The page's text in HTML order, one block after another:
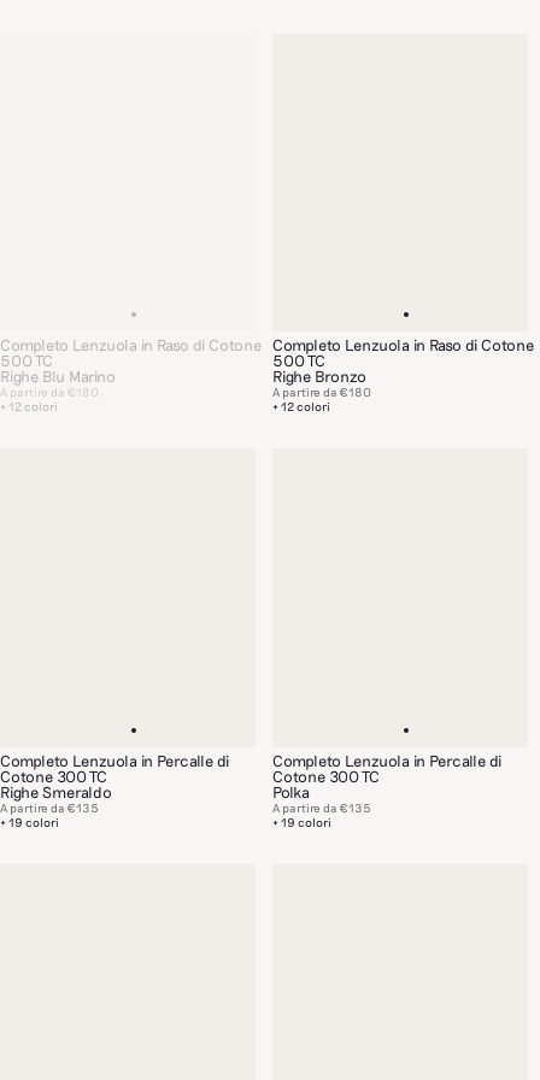
Completo Lenzuola in Raso di Cotone
500 TC
Righe Blu Marino
+ 12 colori
A partire da €180
Completo Lenzuola in Raso di Cotone
500 TC
Righe Bronzo
+ 12 colori
A partire da €180
Completo Lenzuola in Percalle di
Cotone 300 TC
Righe Smeraldo
+ 19 colori
A partire da €135
Completo Lenzuola in Percalle di
Cotone 300 TC
Polka
+ 19 colori
A partire da €135